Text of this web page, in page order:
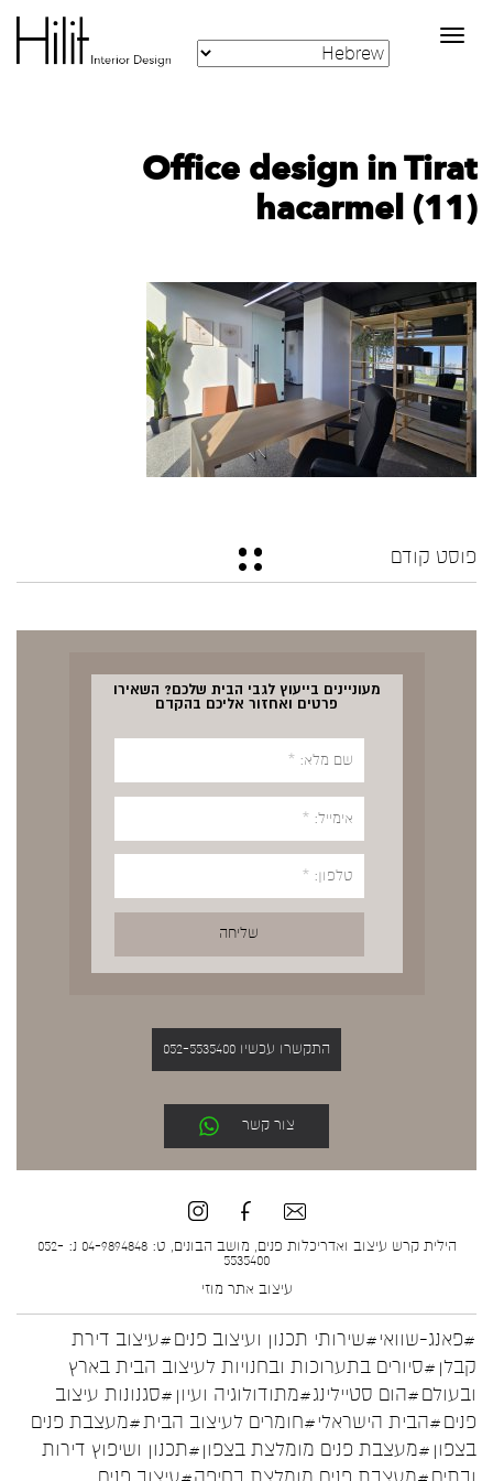
Toggle
navigation
Office design in Tirat
hacarmel (11)
פוסט קודם
מעוניינים בייעוץ לגבי הבית שלכם? השאירו
פרטים ואחזור אליכם בהקדם
התקשרו עכשיו 052-5535400
צור קשר
הילית קרש עיצוב ואדריכלות פנים, מושב הבונים, ט: 04-9894848 נ: 052-
5535400
עיצוב אתר מוזי
#פאנג-שוואי#שירותי תכנון ועיצוב פנים#עיצוב דירת
קבלן #סיורים בתערוכות ובחנויות לעיצוב הבית בארץ
ובעולם#הום סטיילינג#מתודולוגיה ועיון #סגנונות עיצוב
פנים#הבית הישראלי#חומרים לעיצוב הבית#מעצבת פנים
בצפון #מעצבת פנים מומלצת בצפון#תכנון ושיפוץ דירות